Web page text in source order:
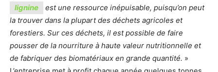
lignine
est une ressource inépuisable, puisqu’on peut
la trouver dans la plupart des déchets agricoles et
forestiers. Sur ces déchets, il est possible de faire
pousser de la nourriture à haute valeur nutritionnelle et
de fabriquer des biomatériaux en grande quantité. »